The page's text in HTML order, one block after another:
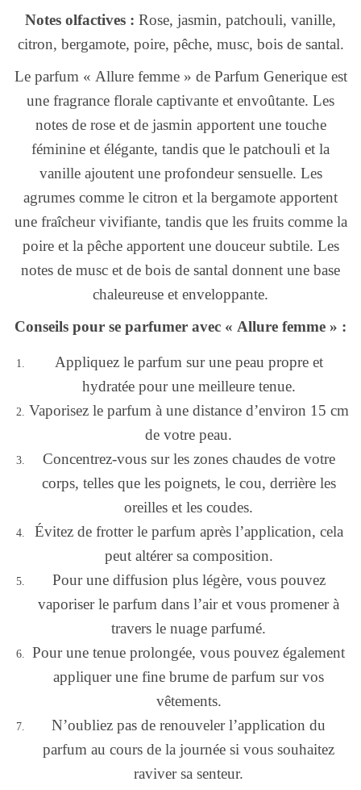
Notes olfactives : Rose, jasmin, patchouli, vanille,
citron, bergamote, poire, pêche, musc, bois de santal.
Le parfum « Allure femme » de Parfum Generique est
une fragrance florale captivante et envoûtante. Les
notes de rose et de jasmin apportent une touche
féminine et élégante, tandis que le patchouli et la
vanille ajoutent une profondeur sensuelle. Les
agrumes comme le citron et la bergamote apportent
une fraîcheur vivifiante, tandis que les fruits comme la
poire et la pêche apportent une douceur subtile. Les
notes de musc et de bois de santal donnent une base
chaleureuse et enveloppante.
Conseils pour se parfumer avec « Allure femme » :
Appliquez le parfum sur une peau propre et
hydratée pour une meilleure tenue.
Vaporisez le parfum à une distance d’environ 15 cm
de votre peau.
Concentrez-vous sur les zones chaudes de votre
corps, telles que les poignets, le cou, derrière les
oreilles et les coudes.
Évitez de frotter le parfum après l’application, cela
peut altérer sa composition.
Pour une diffusion plus légère, vous pouvez
vaporiser le parfum dans l’air et vous promener à
travers le nuage parfumé.
Pour une tenue prolongée, vous pouvez également
appliquer une fine brume de parfum sur vos
vêtements.
N’oubliez pas de renouveler l’application du
parfum au cours de la journée si vous souhaitez
raviver sa senteur.